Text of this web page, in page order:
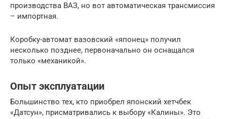
производства ВАЗ, но вот автоматическая трансмиссия
– импортная.
Коробку-автомат вазовский «японец» получил
несколько позднее, первоначально он оснащался
только «механикой».
Опыт эксплуатации
Большинство тех, кто приобрел японский хетчбек
«Датсун», присматривались к выбору «Калины». Это